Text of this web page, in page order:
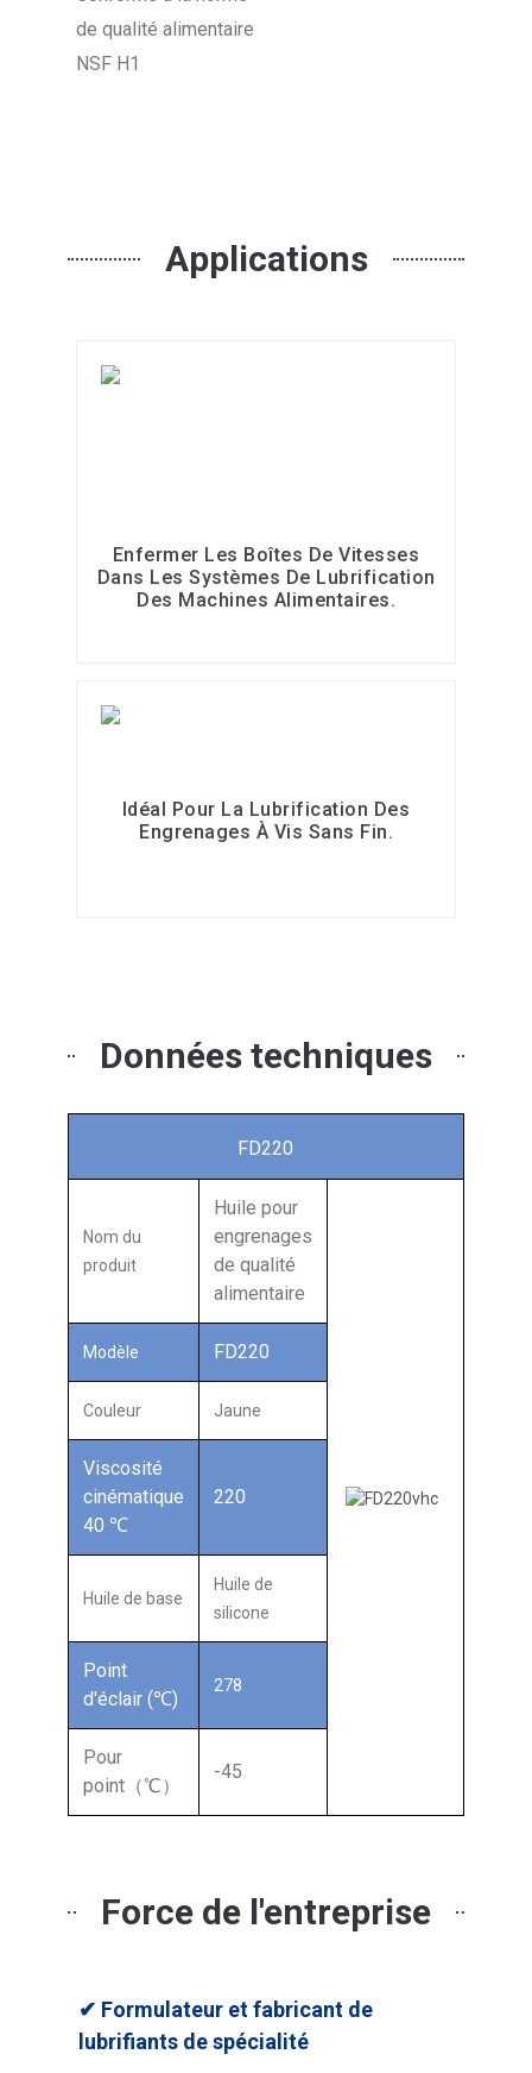
de qualité alimentaire
NSF H1
Applications
Enfermer Les Boîtes De Vitesses
Dans Les Systèmes De Lubrification
Des Machines Alimentaires.
Idéal Pour La Lubrification Des
Engrenages À Vis Sans Fin.
Données techniques
FD220
Nom du
produit
Huile pour
engrenages
de qualité
alimentaire
Modèle FD220
Couleur Jaune
Viscosité
cinématique
40 ℃
220
Huile de base
Huile de
silicone
Point
d'éclair (℃)
278
Pour
point（℃）
-45
Force de l'entreprise
✔ Formulateur et fabricant de
lubrifiants de spécialité